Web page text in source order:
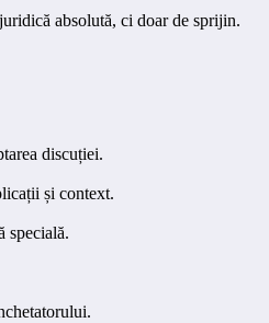
absolută, ci doar de sprijin.
discuției.
și context.
specială.